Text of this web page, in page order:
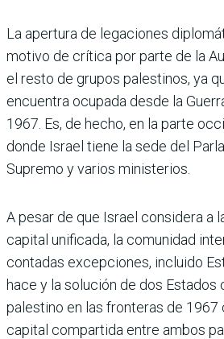
La apertura de legaciones
motivo de crítica por parte de la
el resto de grupos palestinos, ya
encuentra ocupada desde la
1967. Es, de hecho, en la parte
donde Israel tiene la sede del
Supremo y varios ministerios.
A pesar de que Israel considera a
capital unificada, la comunidad
contadas excepciones, incluido
hace y la solución de dos Estados
palestino en las fronteras de
capital compartida entre ambos